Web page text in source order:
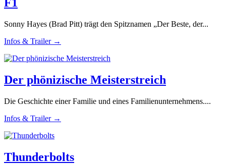
Sonny Hayes (Brad Pitt) trägt den Spitznamen „Der Beste, der...
Infos & Trailer →
Der phönizische Meisterstreich
Die Geschichte einer Familie und eines Familienunternehmens....
Infos & Trailer →
Thunderbolts